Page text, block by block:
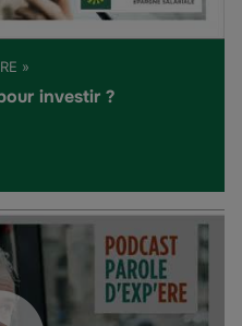
»
investir ?